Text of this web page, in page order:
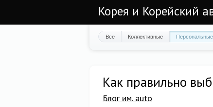
Корея и Корейский
Все Коллективные Персональные
Как правильно
Блог им. auto